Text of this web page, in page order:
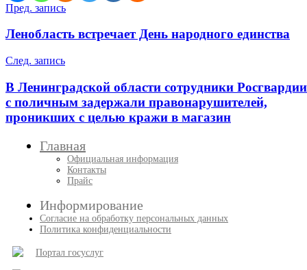
Навигация
по
Пред. запись
Ленобласть встречает День народного единства
След. запись
В Ленинградской области сотрудники Росгвардии
с поличным задержали правонарушителей,
проникших с целью кражи в магазин
Главная
Официальная информация
Контакты
Прайс
Информирование
Согласие на обработку персональных данных
Политика конфиденциальности
Портал госуслуг